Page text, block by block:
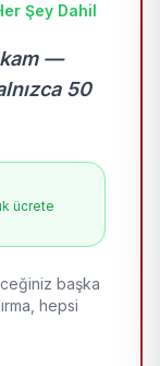
Şey Dahil
—
50
ücrete
başka
hepsi